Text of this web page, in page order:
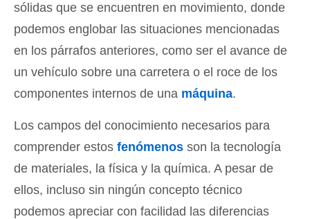
sólidas que se encuentren en movimiento, donde
podemos englobar las situaciones mencionadas
en los párrafos anteriores, como ser el avance de
un vehículo sobre una carretera o el roce de los
componentes internos de una máquina.
Los campos del conocimiento necesarios para
comprender estos fenómenos son la tecnología
de materiales, la física y la química. A pesar de
ellos, incluso sin ningún concepto técnico
podemos apreciar con facilidad las diferencias